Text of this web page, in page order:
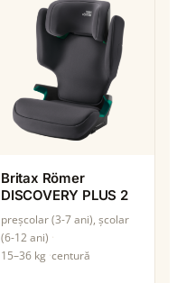
Britax Römer
DISCOVERY PLUS 2
preșcolar (3-7 ani), școlar
(6-12 ani)
15–36 kg centură